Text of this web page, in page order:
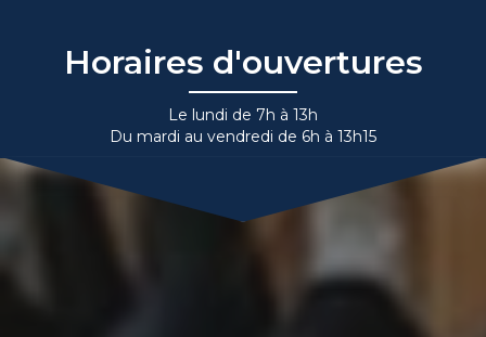
Horaires d'ouvertures
Le lundi de 7h à 13h
Du mardi au vendredi de 6h à 13h15